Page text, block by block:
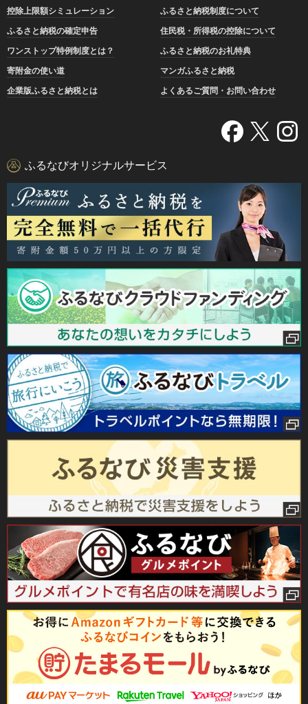
控除上限額シミュレーション
ふるさと納税制度について
ふるさと納税の確定申告
住民税・所得税の控除について
ワンストップ特例制度とは？
ふるさと納税のお礼特典
寄附金の使い道
マンガふるさと納税
企業版ふるさと納税とは
よくあるご質問・お問い合わせ
ふるなびオリジナルサービス